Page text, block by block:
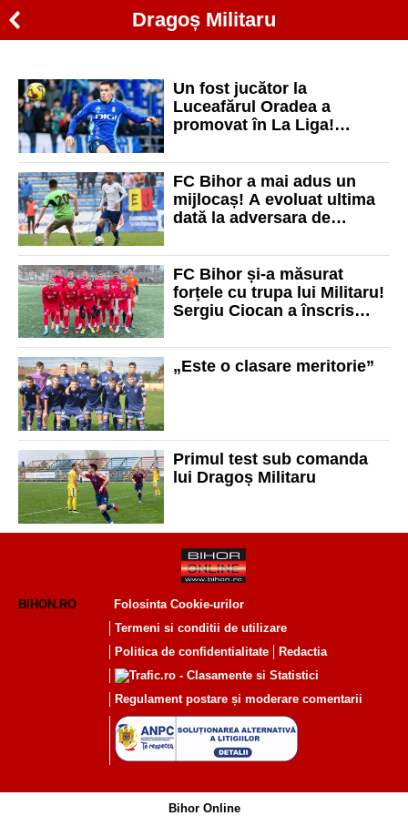
Dragoș Militaru
Un fost jucător la
Luceafărul Oradea a
promovat în La Liga!
Barcelona și Real Madrid!
FC Bihor a mai adus un
mijlocaș! A evoluat ultima
dată la adversara de
FC Bihor și-a măsurat
forțele cu trupa lui Militaru!
Sergiu Ciocan a înscris
„Este o clasare meritorie”
Primul test sub comanda
lui Dragoș Militaru
BIHON.RO
Folosinta Cookie-urilor
Termeni si conditii de utilizare
Politica de confidentialitate
Redactia
Regulament postare și moderare comentarii
Bihor Online